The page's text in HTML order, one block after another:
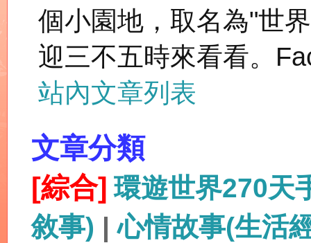
個小園地，取名為"世
迎三不五時來看看。
站內文章列表
文章分類
[綜合] 環遊世界270天
敘事) |心情故事(生活